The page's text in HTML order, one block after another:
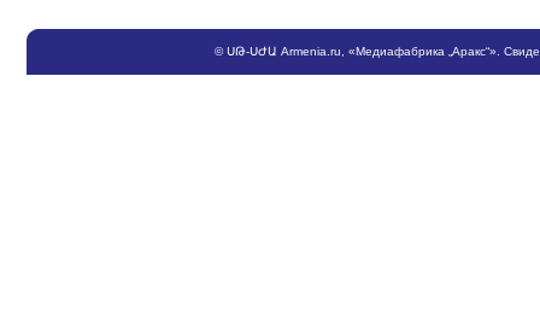
©ՍԹ-ՍԺԱ Armenia.ru , «Медиафабрика „Аракс“».